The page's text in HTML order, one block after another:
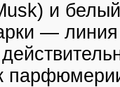
и
—